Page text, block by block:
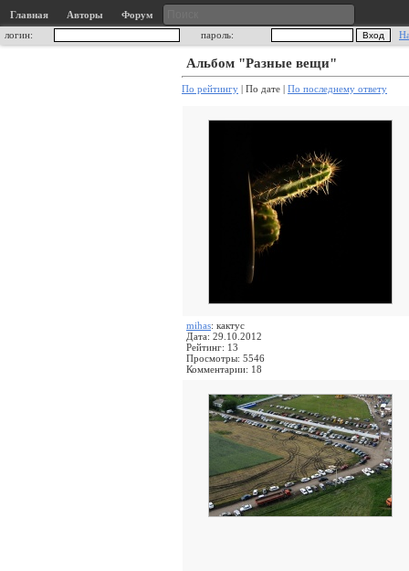
Главная Авторы
Форум
логин:
пароль:
Альбом "Разные вещи"
По рейтингу | По дате | По последнему ответу
mihas: кактус
Дата: 29.10.2012
Рейтинг: 13
Просмотры: 5546
Комментарии: 18